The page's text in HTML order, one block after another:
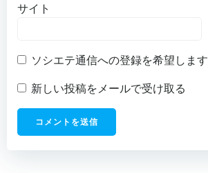
サイト
ソシエテ通信への登録を希望します
新しい投稿をメールで受け取る